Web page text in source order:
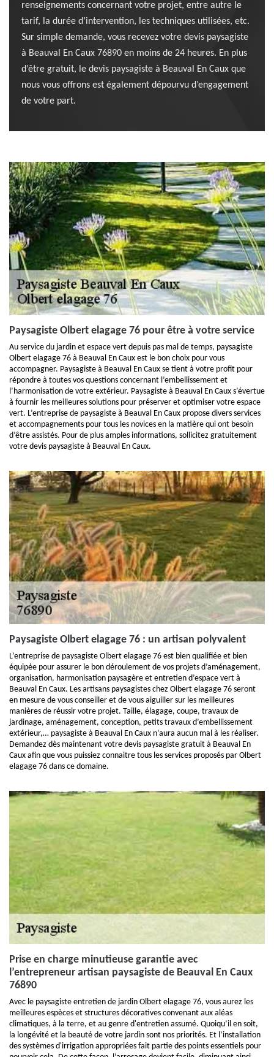
renseignements concernant votre projet, entre autre le
tarif, la durée d’intervention, les techniques utilisées, etc.
Sur simple demande, vous recevez votre devis paysagiste
à Beauval En Caux 76890 en moins de 24 heures. En plus
d’être gratuit, le devis paysagiste à Beauval En Caux que
nous vous offrons est également dépourvu d’engagement
de votre part.
Paysagiste Olbert elagage 76 pour être à votre service
Au service du jardin et espace vert depuis pas mal de temps, paysagiste
Olbert elagage 76 à Beauval En Caux est le bon choix pour vous
accompagner. Paysagiste à Beauval En Caux se tient à votre profit pour
répondre à toutes vos questions concernant l’embellissement et
l’harmonisation de votre extérieur. Paysagiste à Beauval En Caux s’évertue
à fournir les meilleures solutions pour préserver et optimiser votre espace
vert. L’entreprise de paysagiste à Beauval En Caux propose divers services
et accompagnements pour tous les novices en la matière qui ont besoin
d’être assistés. Pour de plus amples informations, sollicitez gratuitement
votre devis paysagiste à Beauval En Caux.
Paysagiste Olbert elagage 76 : un artisan polyvalent
L’entreprise de paysagiste Olbert elagage 76 est bien qualifiée et bien
équipée pour assurer le bon déroulement de vos projets d’aménagement,
organisation, harmonisation paysagère et entretien d’espace vert à
Beauval En Caux. Les artisans paysagistes chez Olbert elagage 76 seront
en mesure de vous conseiller et de vous aiguiller sur les meilleures
manières de réussir votre projet. Taille, élagage, coupe, travaux de
jardinage, aménagement, conception, petits travaux d’embellissement
extérieur,… paysagiste à Beauval En Caux n’aura aucun mal à les réaliser.
Demandez dès maintenant votre devis paysagiste gratuit à Beauval En
Caux afin que vous puissiez connaitre tous les services proposés par Olbert
elagage 76 dans ce domaine.
Prise en charge minutieuse garantie avec
l’entrepreneur artisan paysagiste de Beauval En Caux
76890
Avec le paysagiste entretien de jardin Olbert elagage 76, vous aurez les
meilleures espèces et structures décoratives convenant aux aléas
climatiques, à la terre, et au genre d'entretien assumé. Quoiqu’il en soit,
la longévité et la beauté de votre jardin sont nos priorités. Et l’installation
des systèmes d'irrigation appropriées fait partie des points essentiels pour